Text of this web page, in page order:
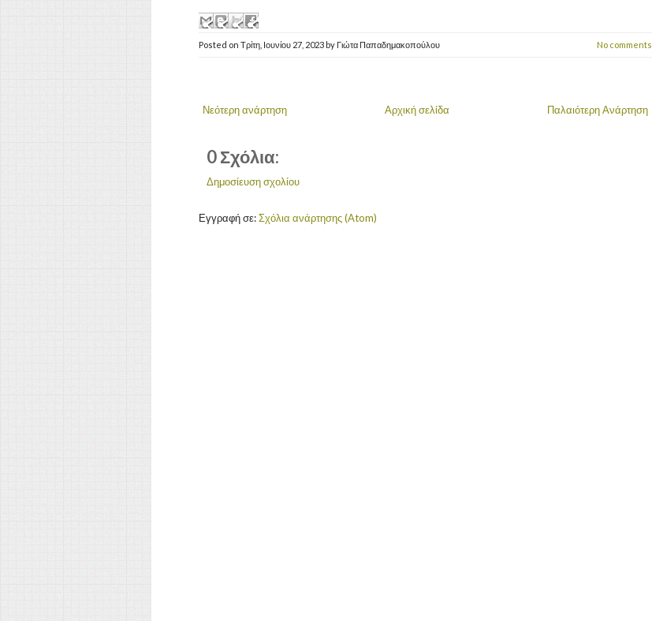
Posted on Τρίτη, Ιουνίου 27, 2023 by Γιώτα Παπαδημακοπούλου No comments
Νεότερη ανάρτηση Παλαιότερη Ανάρτηση
Αρχική σελίδα
0 Σχόλια:
Δημοσίευση σχολίου
Εγγραφή σε:Σχόλια ανάρτησης (Atom)